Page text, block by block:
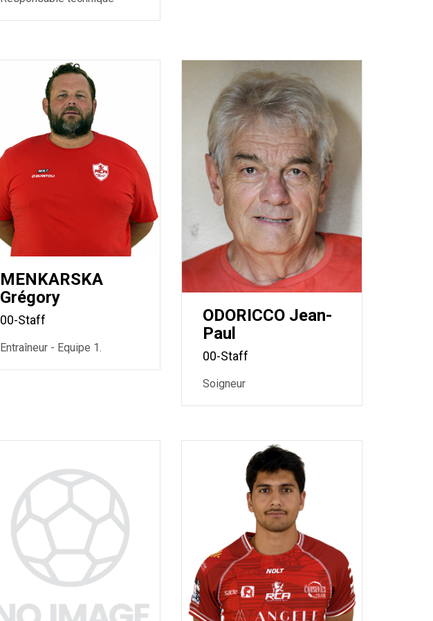
MENKARSKA
Grégory
00-Staff
Entraîneur - Equipe 1.
ODORICCO Jean-
Paul
00-Staff
Soigneur